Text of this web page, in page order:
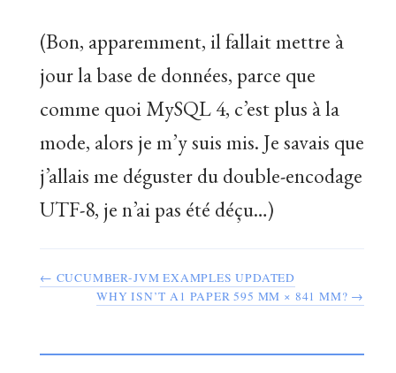
(Bon, apparemment, il fallait mettre à
jour la base de données, parce que
comme quoi MySQL 4, c’est plus à la
mode, alors je m’y suis mis. Je savais que
j’allais me déguster du double-encodage
UTF-8, je n’ai pas été déçu…)
← CUCUMBER-JVM EXAMPLES UPDATED
WHY ISN’T A1 PAPER 595 MM × 841 MM? →